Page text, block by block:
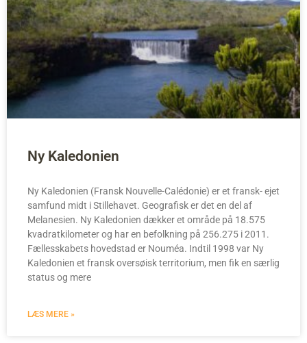
Ny Kaledonien
Ny Kaledonien (Fransk Nouvelle-Calédonie) er et fransk- ejet
samfund midt i Stillehavet. Geografisk er det en del af
Melanesien. Ny Kaledonien dækker et område på 18.575
kvadratkilometer og har en befolkning på 256.275 i 2011.
Fællesskabets hovedstad er Nouméa. Indtil 1998 var Ny
Kaledonien et fransk oversøisk territorium, men fik en særlig
status og mere
LÆS MERE »